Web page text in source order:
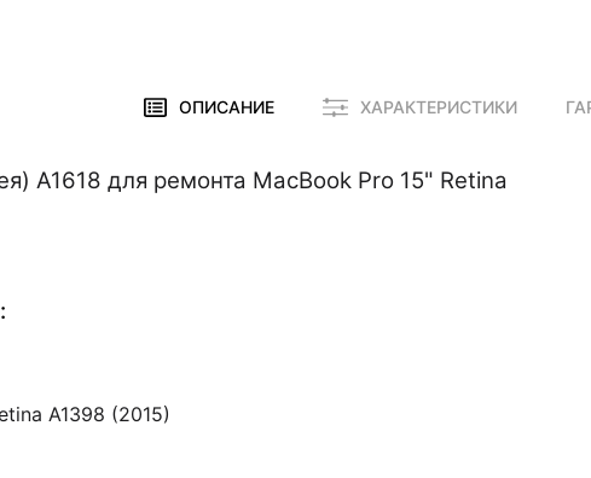
ОПИСАНИЕ ХАРАКТЕРИСТИКИ
A1618 для ремонта MacBook Pro 15" Retina
A1398 (2015)